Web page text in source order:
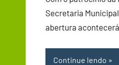
Secretaria
abertura
Continue lendo